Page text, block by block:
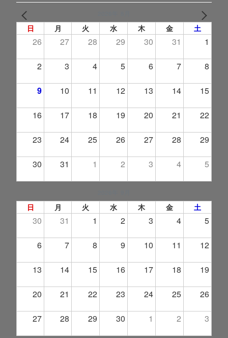
日 月 火 水 木 金 土
26 27 28 29 30 31 1
2 3 4 5 6 7 8
9 10 11 12 13 14 15
16 17 18 19 20 21 22
23 24 25 26 27 28 29
30 31 1 2 3 4 5
日 月 火 水 木 金 土
30 31 1 2 3 4 5
6 7 8 9 10 11 12
13 14 15 16 17 18 19
20 21 22 23 24 25 26
27 28 29 30 1 2 3